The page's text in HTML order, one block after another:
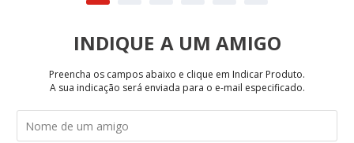
INDIQUE
Preencha os campos abaixo e clique em Indicar Produto.
A sua indicação será enviada para o e-mail especificado.